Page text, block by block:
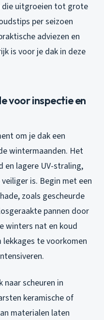
die uitgroeien tot grote
per seizoen
adviezen en
is voor je dak in deze
voor inspectie en
om je dak een
wintermaanden. Het
en lagere UV-straling,
is. Begin met een
zoals gescheurde
pannen door
winters nat en koud
lekkages te voorkomen
naar scheuren in
keramische of
materialen laten